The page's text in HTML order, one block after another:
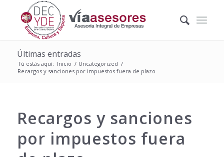
Últimas entradas
Tú estás aquí: Inicio / Uncategorized /
Recargos y sanciones por impuestos fuera de plazo
Recargos y sanciones
por impuestos fuera